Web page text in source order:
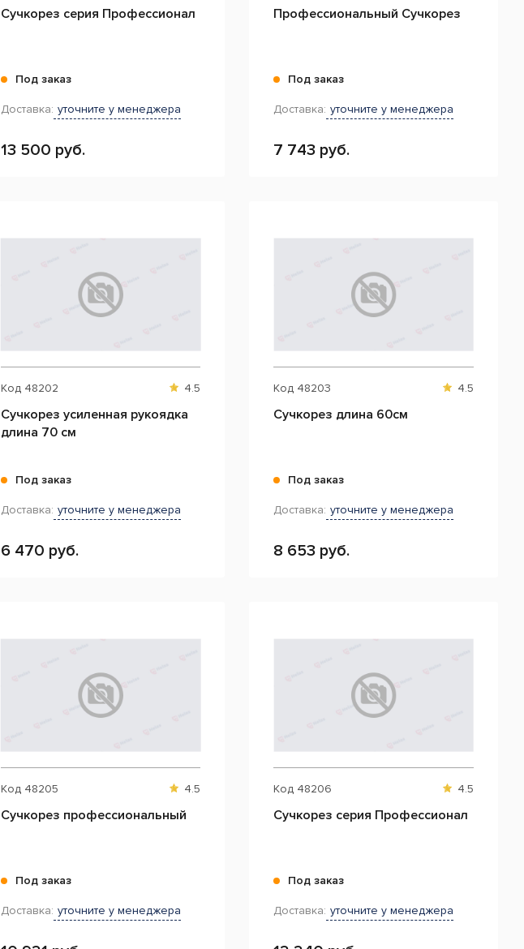
Сучкорез серия Профессионал
Под заказ
Доставка: уточните у менеджера
13 500 руб.
Профессиональный Сучкорез
Под заказ
Доставка: уточните у менеджера
7 743 руб.
Код 48202 4.5
Сучкорез усиленная рукоядка
длина 70 см
Под заказ
Доставка: уточните у менеджера
6 470 руб.
Код 48203 4.5
Сучкорез длина 60см
Под заказ
Доставка: уточните у менеджера
8 653 руб.
Код 48205 4.5
Сучкорез профессиональный
Под заказ
Доставка: уточните у менеджера
Код 48206 4.5
Сучкорез серия Профессионал
Под заказ
Доставка: уточните у менеджера